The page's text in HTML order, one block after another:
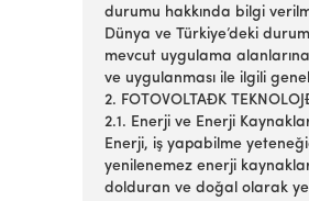
durumu hakkında bilgi
Dünya ve Türkiye’deki
mevcut uygulama
ve uygulanması ile ilgili
2. FOTOVOLTAĐK
2.1. Enerji ve Enerji
Enerji, iş yapabilme
yenilenemez enerji
dolduran ve doğal olarak